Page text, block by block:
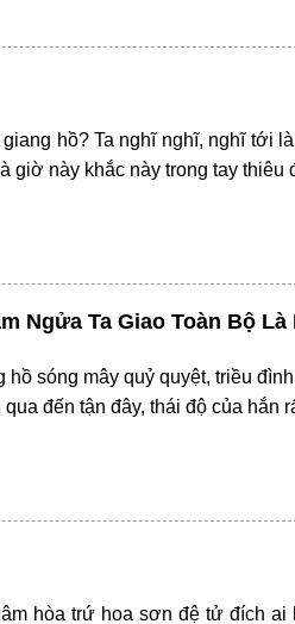
hồ? Ta nghĩ nghĩ, nghĩ tới
giờ này khắc này trong tay
Ngửa Ta Giao Toàn Bộ Là
hồ sóng mây quỷ quyệt, triều
qua đến tận đây, thái độ của
hòa trứ hoa sơn đệ tử đích